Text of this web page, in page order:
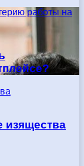
работы на
изящества